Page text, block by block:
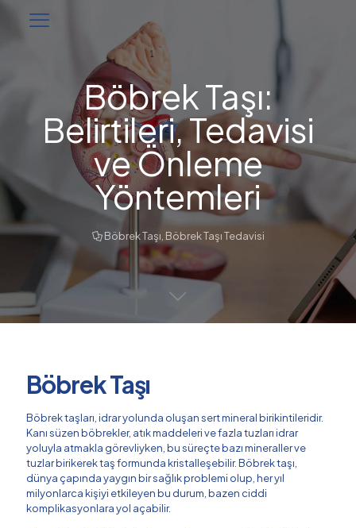
Böbrek Taşı:
Belirtileri, Tedavisi
ve Önleme
Yöntemleri
Böbrek Taşı Böbrek Taşı Tedavisi
Böbrek Taşı
Böbrek taşları, idrar yolunda oluşan sert mineral birikintileridir.
Kanı süzen böbrekler, atık maddeleri ve fazla tuzları idrar
yoluyla atmakla görevliyken, bu süreçte bazı mineraller ve
tuzlar birikerek taş formunda kristalleşebilir. Böbrek taşı,
dünya çapında yaygın bir sağlık problemi olup, her yıl
milyonlarca kişiyi etkileyen bu durum, bazen ciddi
komplikasyonlara yol açabilir.